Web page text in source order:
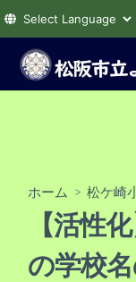
テ
ホーム > 松ケ崎
【活性
の学校